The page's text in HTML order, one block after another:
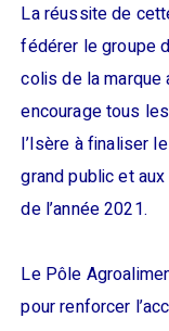
La réussite de
fédérer le groupe
colis de la
encourage tous
l’Isère à finaliser
grand public et
de l’année 2021.
Le Pôle
pour renforcer